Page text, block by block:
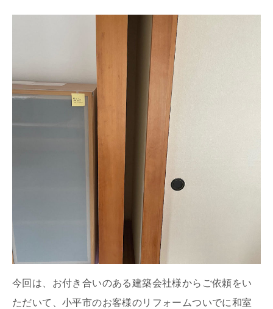
今回は、お付き合いのある建築会社様からご依頼をい
ただいて、小平市のお客様のリフォームついでに和室